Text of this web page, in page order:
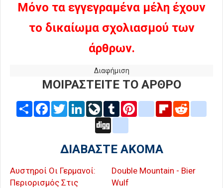
Μόνο τα εγγεγραμένα μέλη έχουν
το δικαίωμα σχολιασμού των
άρθρων.
Διαφήμιση
ΜΟΙΡΑΣΤΕΙΤΕ ΤΟ ΑΡΘΡΟ
Share FacebookTwitterLinkedInLiveJournal
Tumblr Pinterestblogger_post
Flipboard
ΔΙΑΒΑΣΤΕ ΑΚΟΜΑ
Αυστηροί Οι Γερμανοί:
Περιορισμός Στις
Double Mountain - Bier
Wulf